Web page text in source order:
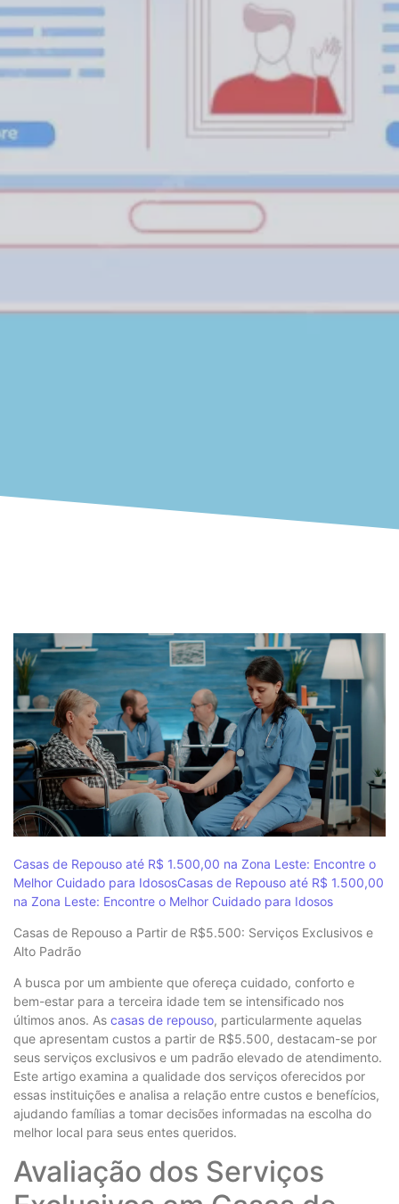
Casas de Repouso até R$ 1.500,00 na Zona Leste: Encontre o
Melhor Cuidado para IdososCasas de Repouso até R$ 1.500,00
na Zona Leste: Encontre o Melhor Cuidado para Idosos
Casas de Repouso a Partir de R$5.500: Serviços Exclusivos e
Alto Padrão
A busca por um ambiente que ofereça cuidado, conforto e
bem-estar para a terceira idade tem se intensificado nos
últimos anos. As casas de repouso, particularmente aquelas
que apresentam custos a partir de R$5.500, destacam-se por
seus serviços exclusivos e um padrão elevado de atendimento.
Este artigo examina a qualidade dos serviços oferecidos por
essas instituições e analisa a relação entre custos e benefícios,
ajudando famílias a tomar decisões informadas na escolha do
melhor local para seus entes queridos.
Avaliação dos Serviços